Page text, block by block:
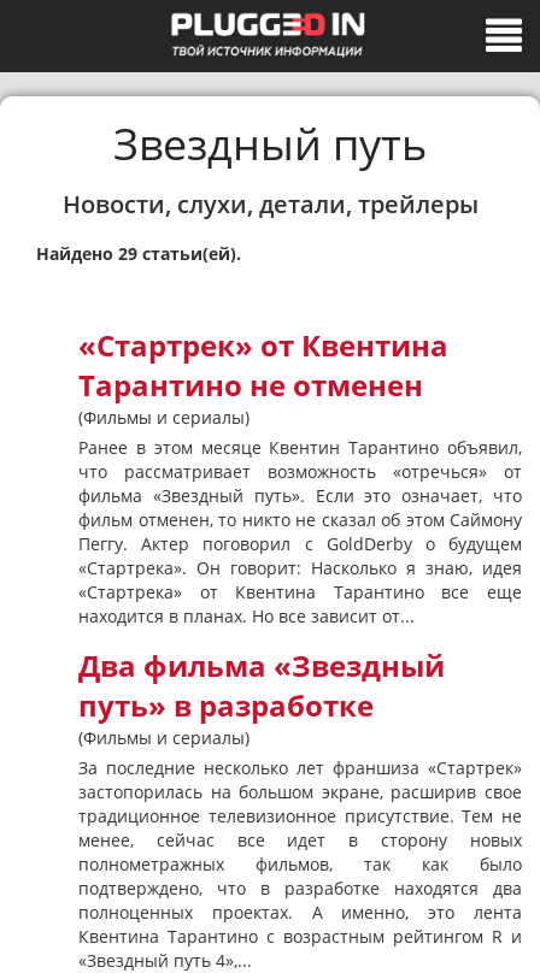
Звездный путь
Новости, слухи, детали, трейлеры
Найдено 29 статьи(ей).
«Стартрек» от Квентина
Тарантино не отменен
(Фильмы и сериалы)
Ранее в этом месяце Квентин Тарантино объявил,
что рассматривает возможность «отречься» от
фильма «Звездный путь». Если это означает, что
фильм отменен, то никто не сказал об этом Саймону
Пеггу. Актер поговорил с GoldDerby о будущем
«Стартрека». Он говорит: Насколько я знаю, идея
«Стартрека» от Квентина Тарантино все еще
находится в планах. Но все зависит от...
Два фильма «Звездный
путь» в разработке
(Фильмы и сериалы)
За последние несколько лет франшиза «Стартрек»
застопорилась на большом экране, расширив свое
традиционное телевизионное присутствие. Тем не
менее, сейчас все идет в сторону новых
полнометражных фильмов, так как было
подтверждено, что в разработке находятся два
полноценных проектах. А именно, это лента
Квентина Тарантино с возрастным рейтингом R и
«Звездный путь 4»,...